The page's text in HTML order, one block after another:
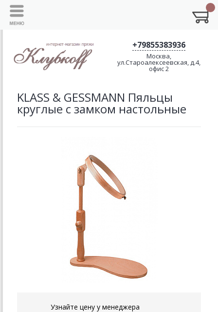
+79855383936
Москва,
ул.Староалексеевская, д.4,
офис 2
KLASS & GESSMANN Пяльцы
круглые с замком настольные
Узнайте цену у менеджера